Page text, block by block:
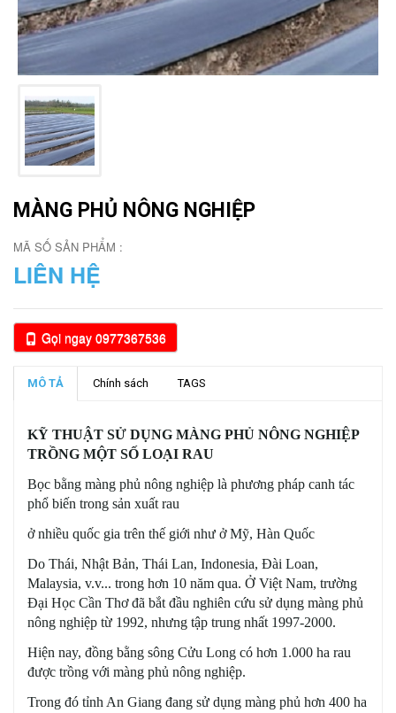
MÀNG PHỦ NÔNG NGHIỆP
MÃ SỐ SẢN PHẨM :
LIÊN HỆ
Gọi ngay 0977367536
MÔ TẢ Chính sách TAGS
KỸ THUẬT SỬ DỤNG MÀNG PHỦ NÔNG NGHIỆP
TRỒNG MỘT SỐ LOẠI RAU
Bọc bằng màng phủ nông nghiệp là phương pháp canh tác
phổ biến trong sản xuất rau
ở nhiều quốc gia trên thế giới như ở Mỹ, Hàn Quốc
Do Thái, Nhật Bản, Thái Lan, Indonesia, Đài Loan,
Malaysia, v.v... trong hơn 10 năm qua. Ở Việt Nam, trường
Đại Học Cần Thơđã bắt đầu nghiên cứu sử dụng màng phủ
nông nghiệp từ 1992, nhưng tập trung nhất 1997-2000.
Hiện nay, đồng bằng sông Cửu Long có hơn 1.000 ha rau
được trồng với màng phủ nông nghiệp.
Trong đó tỉnh An Giang đang sử dụng màng phủ hơn 400 ha